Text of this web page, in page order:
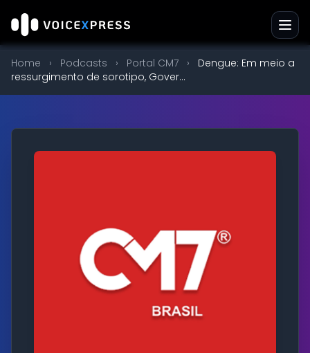
Home › Podcasts › Portal CM7 ›
Dengue: Em meio a
ressurgimento de sorotipo, Gover...